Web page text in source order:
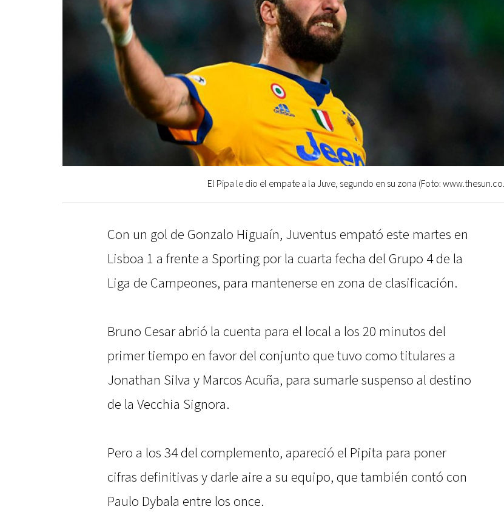
El Pipa le dio el empate a la Juve, segundo en su zona (Foto:
Con un gol de Gonzalo Higuaín, Juventus empató este martes en
Lisboa 1 a frente a Sporting por la cuarta fecha del Grupo 4 de la
Liga de Campeones, para mantenerse en zona de clasificación.
Bruno Cesar abrió la cuenta para el local a los 20 minutos del
primer tiempo en favor del conjunto que tuvo como titulares a
Jonathan Silva y Marcos Acuña, para sumarle suspenso al destino
de la Vecchia Signora.
Pero a los 34 del complemento, apareció el Pipita para poner
cifras definitivas y darle aire a su equipo, que también contó con
Paulo Dybala entre los once.